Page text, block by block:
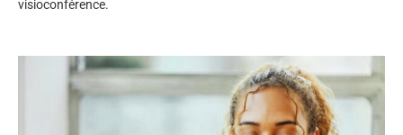
visioconférence.